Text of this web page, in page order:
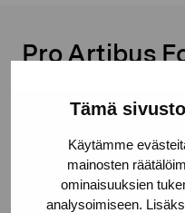
Tämä
Käytämme
mainosten
ominaisuuksien
analysoimiseen.
Pro Artibus
Gustav Wasas gata 11
10600 Ekenäs
proartibus@proartibus.fi
+358 (0)50 371 6339